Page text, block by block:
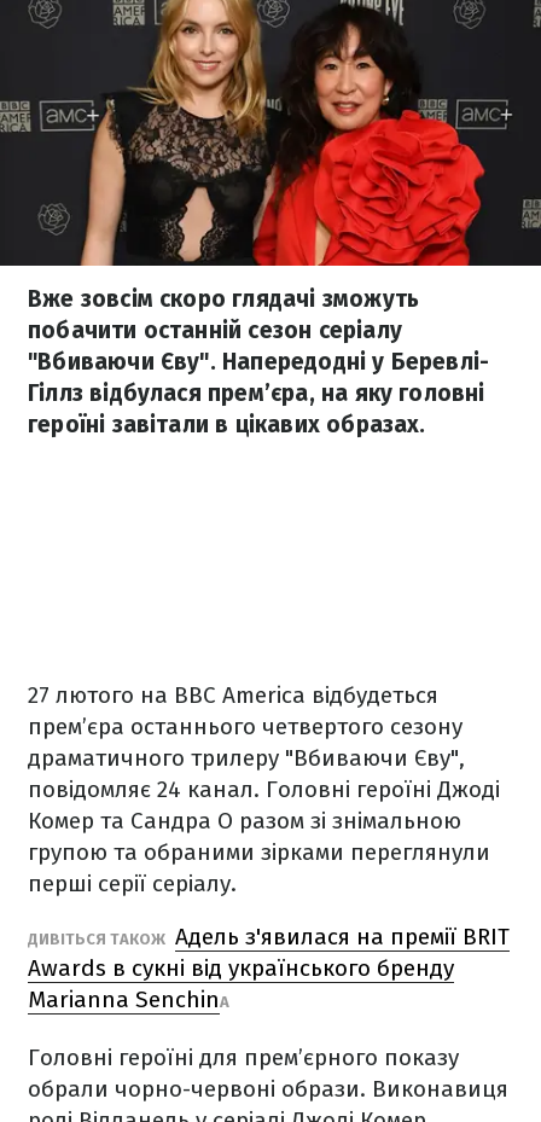
Вже зовсім скоро глядачі зможуть
побачити останній сезон серіалу
"Вбиваючи Єву". Напередодні у Беревлі-
Гіллз відбулася прем’єра, на яку головні
героїні завітали в цікавих образах.
27 лютого на BBC America відбудеться
прем’єра останнього четвертого сезону
драматичного трилеру "Вбиваючи Єву",
повідомляє 24 канал. Головні героїні Джоді
Комер та Сандра О разом зі знімальною
групою та обраними зірками переглянули
перші серії серіалу.
ДИВІТЬСЯ ТАКОЖ Адель з'явилася на премії BRIT
Awards в сукні від українського бренду
Marianna SenchinA
Головні героїні для прем’єрного показу
обрали чорно-червоні образи. Виконавиця